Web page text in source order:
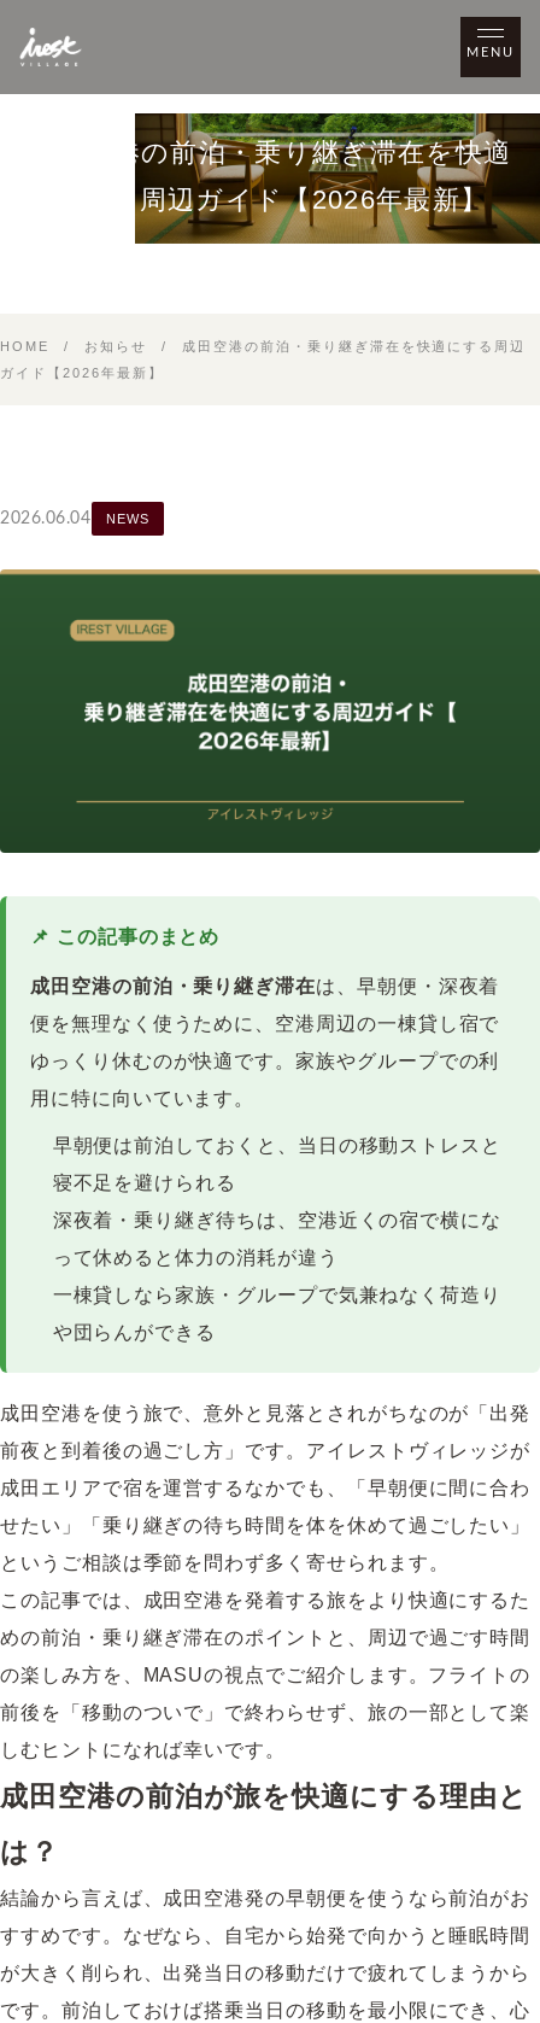
MENU
成田空港の前泊・乗り継ぎ滞在を快適
にする周辺ガイド【2026年最新】
HOME / お知らせ /
成田空港の前泊・乗り継ぎ滞在を快適にする周辺
ガイド【2026年最新】
2026.06.04 NEWS
📌 この記事のまとめ
成田空港の前泊・乗り継ぎ滞在は、早朝便・深夜着
便を無理なく使うために、空港周辺の一棟貸し宿で
ゆっくり休むのが快適です。家族やグループでの利
用に特に向いています。
早朝便は前泊しておくと、当日の移動ストレスと
寝不足を避けられる
深夜着・乗り継ぎ待ちは、空港近くの宿で横にな
って休めると体力の消耗が違う
一棟貸しなら家族・グループで気兼ねなく荷造り
や団らんができる
成田空港を使う旅で、意外と見落とされがちなのが「出発
前夜と到着後の過ごし方」です。アイレストヴィレッジが
成田エリアで宿を運営するなかでも、「早朝便に間に合わ
せたい」「乗り継ぎの待ち時間を体を休めて過ごしたい」
というご相談は季節を問わず多く寄せられます。
この記事では、成田空港を発着する旅をより快適にするた
めの前泊・乗り継ぎ滞在のポイントと、周辺で過ごす時間
の楽しみ方を、MASUの視点でご紹介します。フライトの
前後を「移動のついで」で終わらせず、旅の一部として楽
しむヒントになれば幸いです。
成田空港の前泊が旅を快適にする理由と
は？
結論から言えば、成田空港発の早朝便を使うなら前泊がお
すすめです。なぜなら、自宅から始発で向かうと睡眠時間
が大きく削られ、出発当日の移動だけで疲れてしまうから
です。前泊しておけば搭乗当日の移動を最小限にでき、心